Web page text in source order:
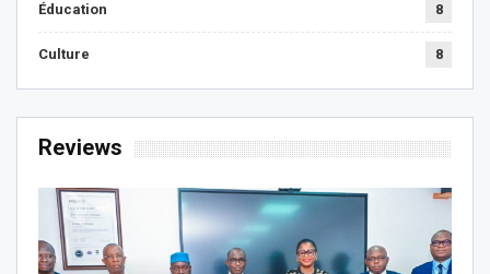
Éducation 8
Culture 8
Reviews